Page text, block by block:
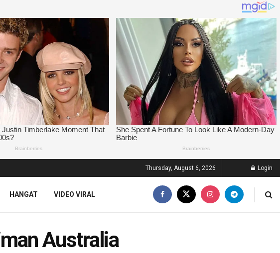
Thursday, August 6, 2026 Login
HANGAT VIDEO VIRAL
Australia